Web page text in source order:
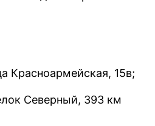
Красноармейская, 15в;
Северный, 393 км